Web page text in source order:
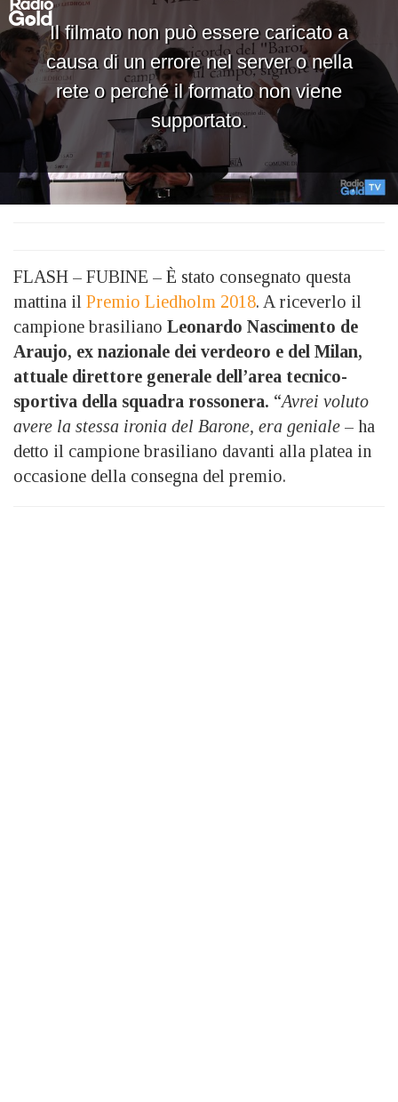
FLASH – FUBINE – È stato consegnato questa
mattina il Premio Liedholm 2018. A riceverlo il
campione brasiliano Leonardo Nascimento de
Araujo, ex nazionale dei verdeoro e del Milan,
attuale direttore generale dell’area tecnico-
sportiva della squadra rossonera. “Avrei voluto
avere la stessa ironia del Barone, era geniale – ha
detto il campione brasiliano davanti alla platea in
occasione della consegna del premio.